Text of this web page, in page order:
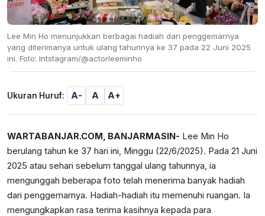
Lee Min Ho menunjukkan berbagai hadiah dari penggemarnya
yang diterimanya untuk ulang tahunnya ke 37 pada 22 Juni 2025
ini. Foto: Intstagram/@actorleeminho
Ukuran Huruf: A- A A+
WARTABANJAR.COM, BANJARMASIN- Lee Min Ho
berulang tahun ke 37 hari ini, Minggu (22/6/2025). Pada 21 Juni
2025 atau sehari sebelum tanggal ulang tahunnya, ia
mengunggah beberapa foto telah menerima banyak hadiah
dari penggemarnya. Hadiah-hadiah itu memenuhi ruangan. Ia
mengungkapkan rasa terima kasihnya kepada para